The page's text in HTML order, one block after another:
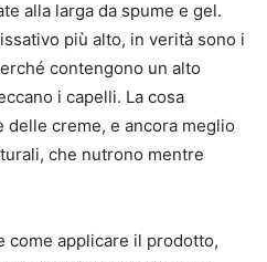
alla larga da spume e gel.
più alto, in verità sono i
contengono un alto
i capelli. La cosa
creme, e ancora meglio
che nutrono mentre
come applicare il prodotto,